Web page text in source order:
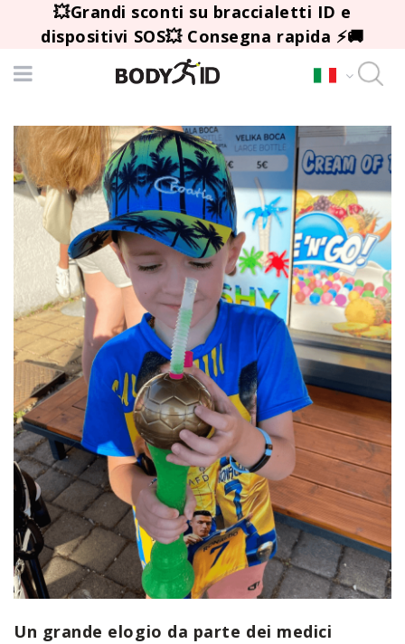
💥Grandi sconti su braccialetti ID e
dispositivi SOS💥 Consegna rapida ⚡🚚
Un grande elogio da parte dei medici